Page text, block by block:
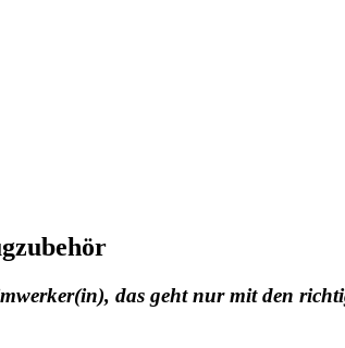
das geht nur mit den